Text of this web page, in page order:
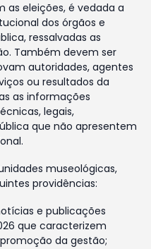
as eleições, é vedada a
dos órgãos e
ressalvadas as
Também devem ser
autoridades, agentes
ou resultados da
as informações
legais,
que não apresentem
museológicas,
providências:
e publicações
que caracterizem
da gestão;